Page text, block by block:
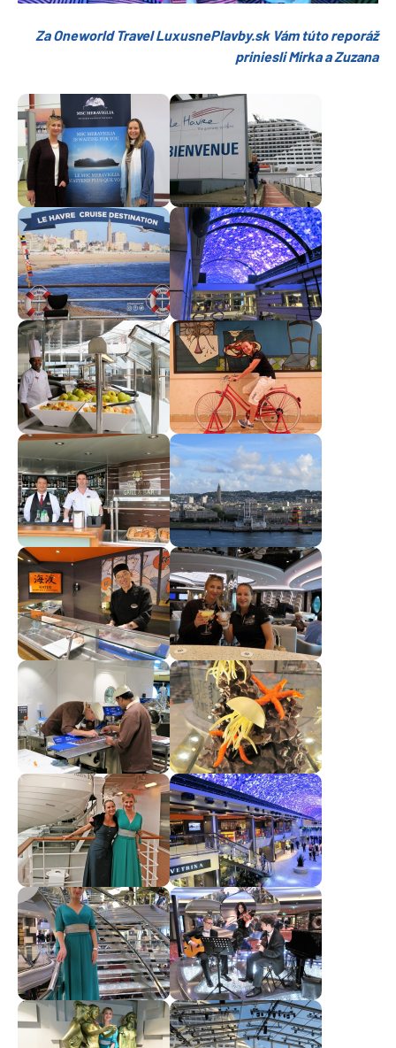
Za Oneworld Travel LuxusnePlavby.sk Vám túto reporáž
priniesli Mirka a Zuzana